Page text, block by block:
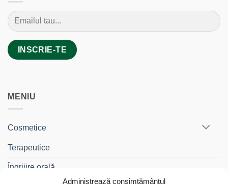
Administrează consimțământul
MENIU
Cosmetice
Terapeutice
Îngrijire orală